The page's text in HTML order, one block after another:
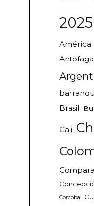
2025
América
Brasil
Cali
Cordoba